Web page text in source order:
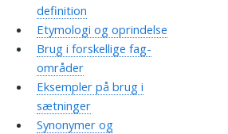
definition
Etymologi og oprindelse
Brug i forskellige fag-
områder
Eksempler på brug i
sætninger
Synonymer og